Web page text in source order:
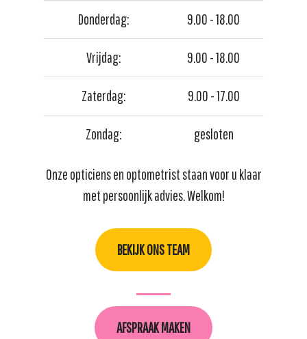
Donderdag: 9.00 - 18.00
Vrijdag: 9.00 - 18.00
Zaterdag: 9.00 - 17.00
Zondag: gesloten
Onze opticiens en optometrist staan voor u klaar
met persoonlijk advies. Welkom!
BEKIJK ONS TEAM
AFSPRAAK MAKEN